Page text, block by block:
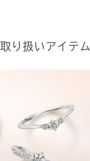
取り扱いアイテム